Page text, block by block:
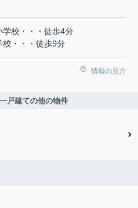
学校・・・徒歩4分
校・・・徒歩9分
情報の見方
戸建ての他の物件